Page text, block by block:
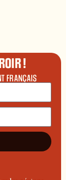
!
FRANÇAIS